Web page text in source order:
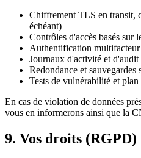
Chiffrement TLS en transit,
échéant)
Contrôles d'accès basés sur
Authentification multifacteur
Journaux d'activité et d'audit
Redondance et sauvegardes
Tests de vulnérabilité et
En cas de violation de données
vous en informerons ainsi que la
9. Vos droits (RGPD)